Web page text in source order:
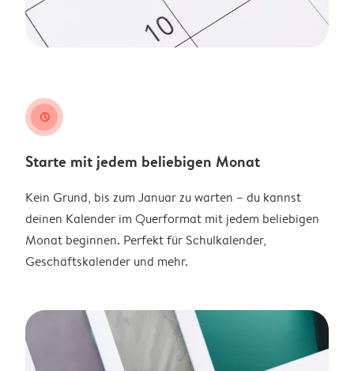
clock
Starte mit jedem beliebigen Monat
Kein Grund, bis zum Januar zu warten – du kannst
deinen Kalender im Querformat mit jedem beliebigen
Monat beginnen. Perfekt für Schulkalender,
Geschäftskalender und mehr.